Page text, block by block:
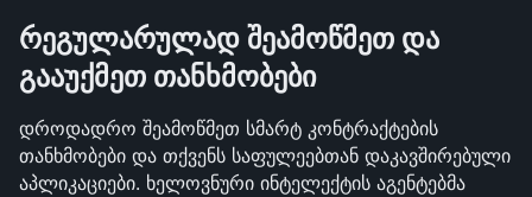
რეგულარულად შეამოწმეთ და
გააუქმეთ თანხმობები
დროდადრო შეამოწმეთ სმარტ კონტრაქტების
თანხმობები და თქვენს საფულეებთან დაკავშირებული
აპლიკაციები. ხელოვნური ინტელექტის აგენტებმა